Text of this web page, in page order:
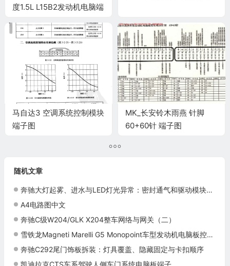
度1.5L L15B2发动机电脑端
马自达3 空调系统控制模块
端子图
MK_长安铃木雨燕 针脚
60+60针 端子图
随机文章
奔驰大灯起雾、进水与LED灯光异常：密封通气和驱动模块诊断
A4电路图中文
奔驰C级W204/GLK X204整车网络与网关（二）
雪铁龙Magneti Marelli G5 Monopoint车型发动机电脑板控制模块针脚35针2 端子图
奔驰C292尾门饰板拆装：灯具覆盖、隐藏固定与卡扣顺序
凯迪拉克CTS车系驾驶人侧车门系统电脑板端子